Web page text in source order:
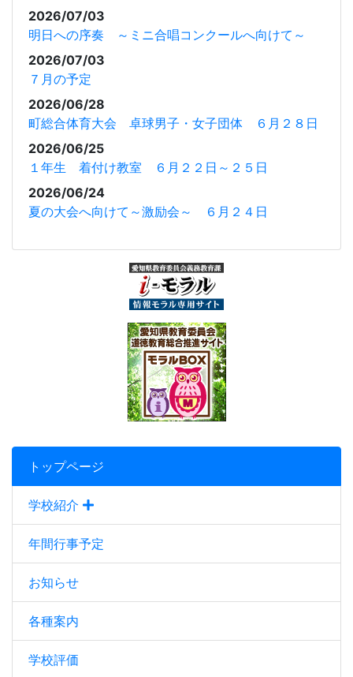
トップページ
学校紹介
年間行事予定
お知らせ
各種案内
学校評価
2026/07/03
明日への序奏 ～ミニ合唱コンクールへ向けて～
2026/07/03
７月の予定
2026/06/28
町総合体育大会 卓球男子・女子団体 ６月２８日
2026/06/25
１年生 着付け教室 ６月２２日～２５日
2026/06/24
夏の大会へ向けて～激励会～ ６月２４日